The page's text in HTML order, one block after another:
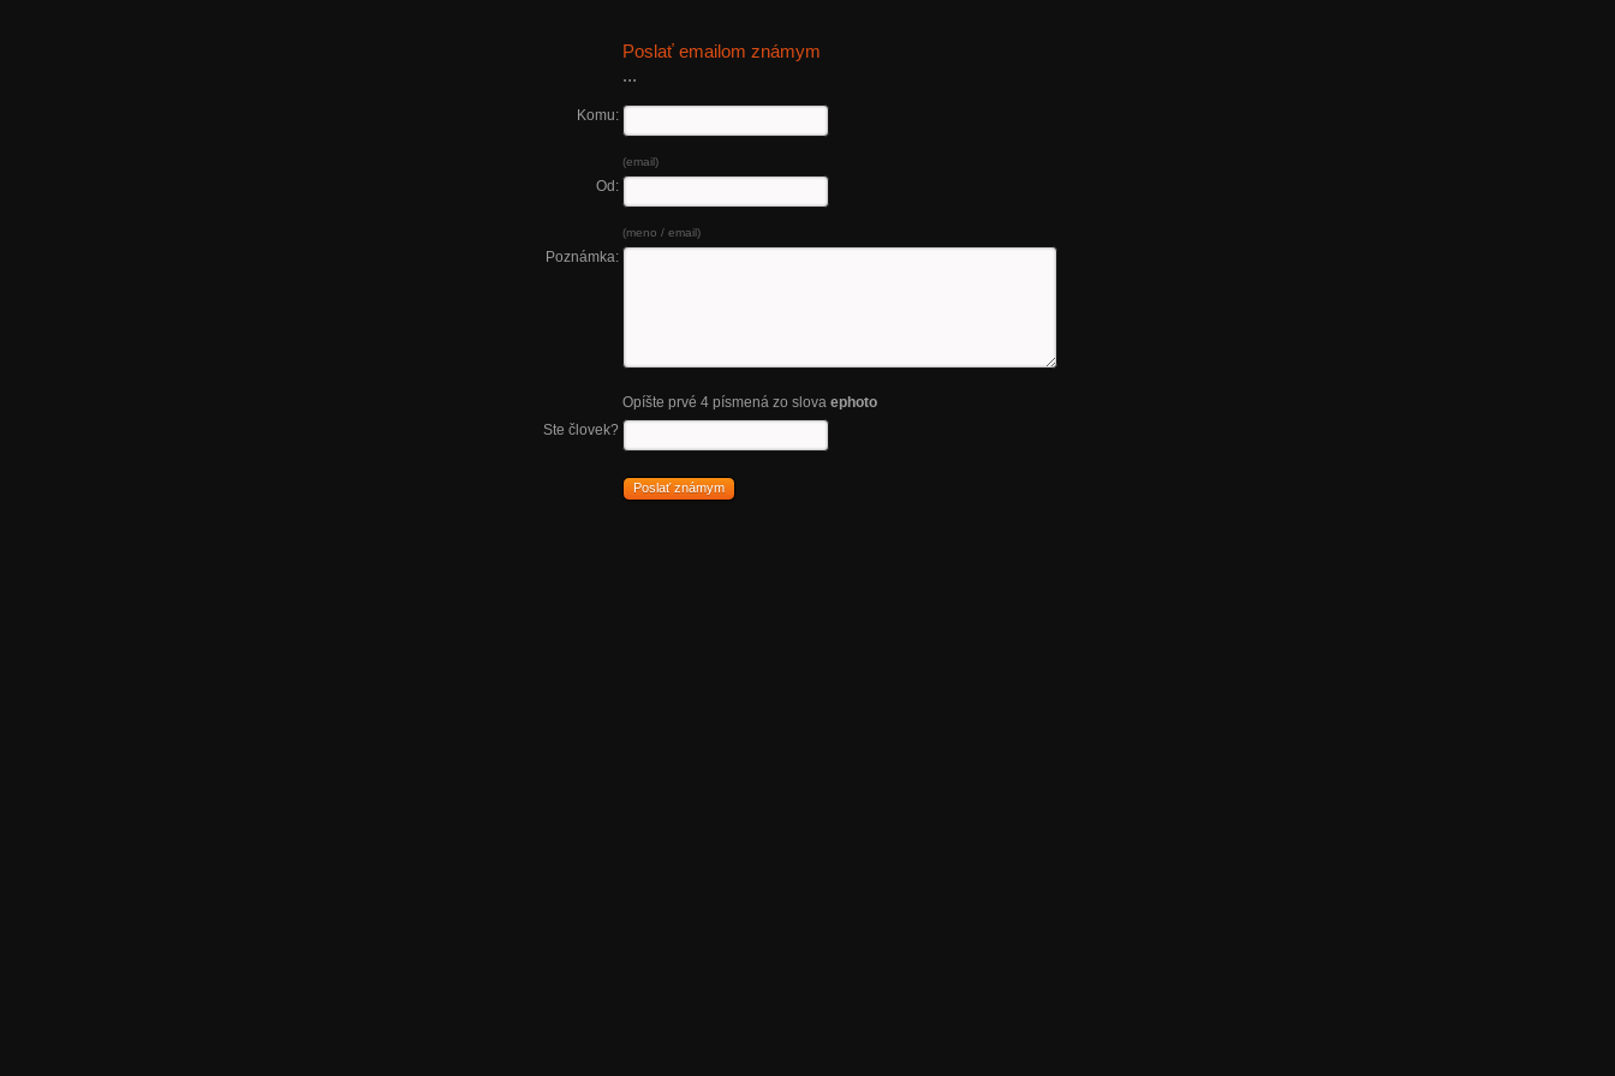
Poslať emailom známym
...
Komu:
(email)
Od:
(meno / email)
Poznámka:
Opíšte prvé 4 písmená zo slova ephoto
Ste človek?
Poslať známym